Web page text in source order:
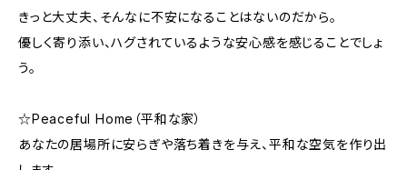
きっと大丈夫、そんなに不安になることはないのだから。
優しく寄り添い、ハグされているような安心感を感じることでしょ
う。
☆Peaceful Home（平和な家）
あなたの居場所に安らぎや落ち着きを与え、平和な空気を作り出